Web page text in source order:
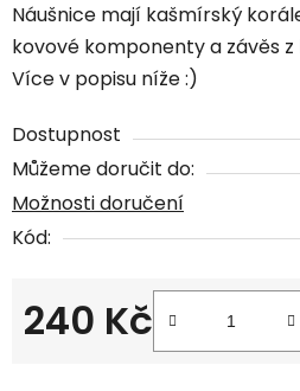
Náušnice mají kašmírský
kovové komponenty a závěs
Více v popisu níže :)
Dostupnost
Můžeme doručit do:
Možnosti doručení
Kód:
240 Kč